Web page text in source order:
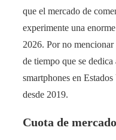
que el mercado de
experimente una
2026. Por no
de tiempo que se
smartphones en
desde 2019.
Cuota de